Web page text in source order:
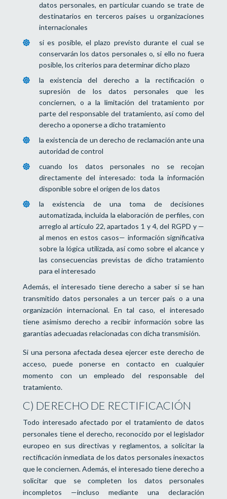
datos personales, en particular cuando se trate de
destinatarios en terceros países u organizaciones
internacionales
si es posible, el plazo previsto durante el cual se
conservarán los datos personales o, si ello no fuera
posible, los criterios para determinar dicho plazo
la existencia del derecho a la rectificación o
supresión de los datos personales que les
conciernen, o a la limitación del tratamiento por
parte del responsable del tratamiento, así como del
derecho a oponerse a dicho tratamiento
la existencia de un derecho de reclamación ante una
autoridad de control
cuando los datos personales no se recojan
directamente del interesado: toda la información
disponible sobre el origen de los datos
la existencia de una toma de decisiones
automatizada, incluida la elaboración de perfiles, con
arreglo al artículo 22, apartados 1 y 4, del RGPD y —
al menos en estos casos— información significativa
sobre la lógica utilizada, así como sobre el alcance y
las consecuencias previstas de dicho tratamiento
para el interesado
Además, el interesado tiene derecho a saber si se han
transmitido datos personales a un tercer país o a una
organización internacional. En tal caso, el interesado
tiene asimismo derecho a recibir información sobre las
garantías adecuadas relacionadas con dicha transmisión.
Si una persona afectada desea ejercer este derecho de
acceso, puede ponerse en contacto en cualquier
momento con un empleado del responsable del
tratamiento.
C) DERECHO DE RECTIFICACIÓN
Todo interesado afectado por el tratamiento de datos
personales tiene el derecho, reconocido por el legislador
europeo en sus directivas y reglamentos, a solicitar la
rectificación inmediata de los datos personales inexactos
que le conciernen. Además, el interesado tiene derecho a
solicitar que se completen los datos personales
incompletos —incluso mediante una declaración